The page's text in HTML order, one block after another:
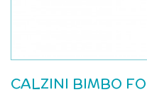
CALZINI BIMBO